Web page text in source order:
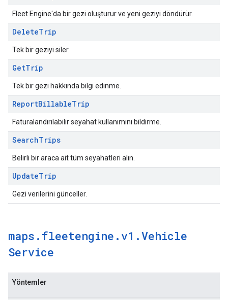
Fleet Engine'da bir gezi oluşturur ve yeni geziyi döndürür.
DeleteTrip
Tek bir geziyi siler.
GetTrip
Tek bir gezi hakkında bilgi edinme.
ReportBillableTrip
Faturalandırılabilir seyahat kullanımını bildirme.
SearchTrips
Belirli bir araca ait tüm seyahatleri alın.
UpdateTrip
Gezi verilerini günceller.
maps . fleetengine . v1 .Vehicle
Service
Yöntemler